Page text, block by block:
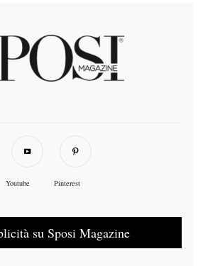
Youtube Pinterest
su Sposi Magazine